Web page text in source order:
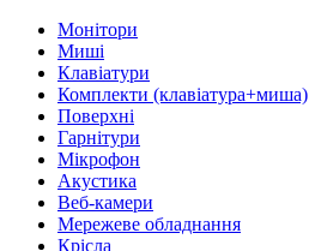
Монітори
Миші
Клавіатури
Комплекти (клавіатура+миша)
Поверхні
Гарнітури
Мікрофон
Акустика
Веб-камери
Мережеве обладнання
Крісла